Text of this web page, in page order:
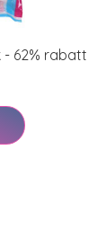
- 62% rabatt